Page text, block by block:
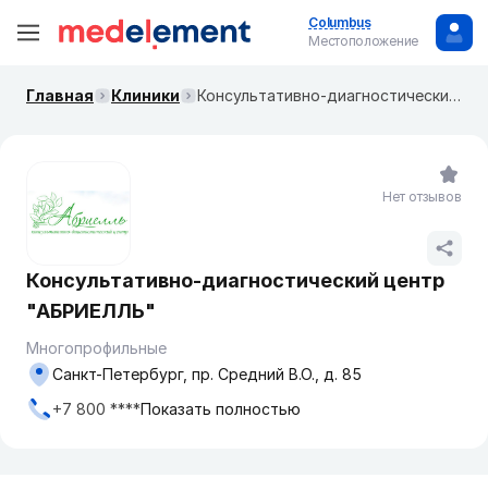
Columbus
Местоположение
Главная Клиники Консультативно-диагностический центр "АБРИЕЛЛЬ"
Консультативно-диагностический центр
"АБРИЕЛЛЬ"
Многопрофильные
Санкт-Петербург, пр. Средний В.О., д. 85
+7 800 ****Показать полностью
Нет отзывов